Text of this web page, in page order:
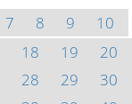
7 8 9
10
18 19
20
28 29
30